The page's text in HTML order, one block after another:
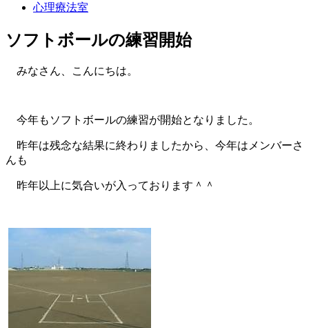
心理療法室
ソフトボールの練習開始
みなさん、こんにちは。
今年もソフトボールの練習が開始となりました。
昨年は残念な結果に終わりましたから、今年はメンバーさ
んも
昨年以上に気合いが入っております＾＾